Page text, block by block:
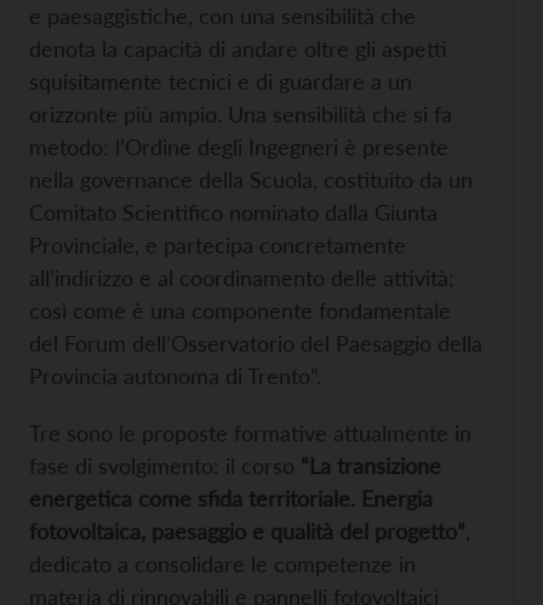
e paesaggistiche, con una sensibilità che
denota la capacità di andare oltre gli aspetti
squisitamente tecnici e di guardare a un
orizzonte più ampio. Una sensibilità che si fa
metodo: l’Ordine degli Ingegneri è presente
nella governance della Scuola, costituito da un
Comitato Scientifico nominato dalla Giunta
Provinciale, e partecipa concretamente
all’indirizzo e al coordinamento delle attività;
così come è una componente fondamentale
del Forum dell’Osservatorio del Paesaggio della
Provincia autonoma di Trento”.
Tre sono le proposte formative attualmente in
fase di svolgimento: il corso “La transizione
energetica come sfida territoriale. Energia
fotovoltaica, paesaggio e qualità del progetto”
dedicato a consolidare le competenze in
materia di rinnovabili e pannelli fotovoltaici